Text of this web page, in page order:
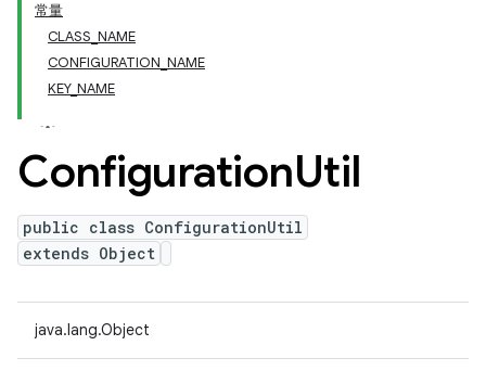
常量
CLASS_NAME
CONFIGURATION_NAME
KEY_NAME
ConfigurationUtil
public class ConfigurationUtil
extends Object
java.lang.Object